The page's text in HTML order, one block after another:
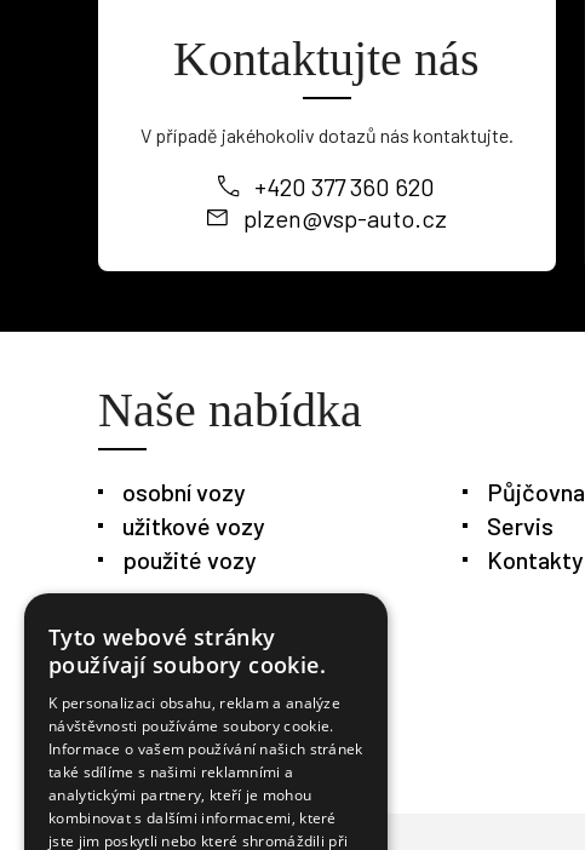
Kontaktujte nás
V případě jakéhokoliv dotazů nás kontaktujte.
+420 377 360 620
plzen@vsp-auto.cz
Naše nabídka
osobní vozy
užitkové vozy
použité vozy
Půjčovna
Servis
Kontakty
Tyto webové stránky
používají soubory cookie.
K personalizaci obsahu, reklam a analýze
návštěvnosti používáme soubory cookie.
Informace o vašem používání našich stránek
také sdílíme s našimi reklamními a
analytickými partnery, kteří je mohou
kombinovat s dalšími informacemi, které
jste jim poskytli nebo které shromáždili při